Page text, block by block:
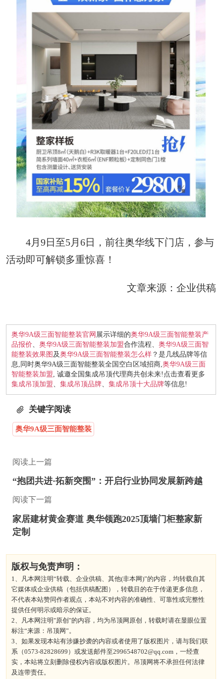
4月9日至5月6日，前往奥华线下门店，参与
活动即可解锁多重惊喜！
文章来源：企业供稿
奥华9A级三面智能整装官网 展示详细的奥华9A级三面智能整装产
品报价、 奥华9A级三面智能整装加盟合作流程、 奥华9A级三面智
能整装效果图 及奥华9A级三面智能整装怎么样？是几线品牌等信
息,同时奥华9A级三面智能整装全国空白区域招商,奥华9A级三面
智能整装加盟, 诚邀全国集成吊顶代理商共创未来!点击查看更多
集成吊顶加盟、 集成吊顶品牌、 集成吊顶十大品牌等信息!
关键字阅读
奥华9A级三面智能整装
阅读上一篇
“抱团共进·拓新突围”：开启行业协同发展新跨越
阅读下一篇
家居建材黄金赛道 奥华领跑2025顶墙门柜整家新
定制
版权与免责声明：
1、凡本网注明“转载、企业供稿、其他(非本网)”的内容，均转载自其
它媒体或企业供稿（包括供稿配图），转载目的在于传递更多信息，
不代表本站赞同作者观点，本站不对内容的准确性、可靠性或完整性
提供任何明示或暗示的保证。
2、凡本网注明"原创"的内容，均为吊顶网原创，转载时请在显眼位置
标注“来源：吊顶网”。
3、如果发现本站有涉嫌抄袭的内容或者使用了版权图片，请与我们联
系（0573-82828699）或发送邮件至2996548702@qq.com，一经查
实，本站将立刻删除侵权内容或版权图片。吊顶网将不承担任何法律
及连带责任。